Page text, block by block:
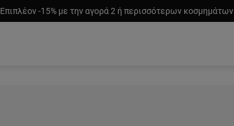
Επιπλέον -15% με την αγορά 2 ή περισσότερων κοσμημάτων